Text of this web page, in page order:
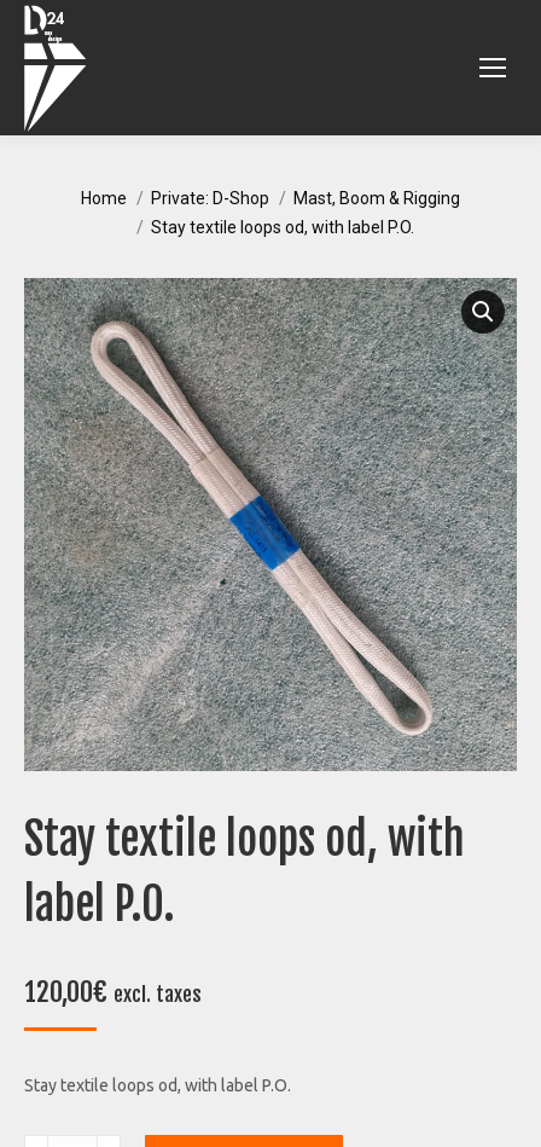
Home Private: D-Shop
Mast, Boom & Rigging
Stay textile loops od, with label P.O.
Stay textile loops od, with
label P.O.
120,00€ excl. taxes
Stay textile loops od, with label P.O.